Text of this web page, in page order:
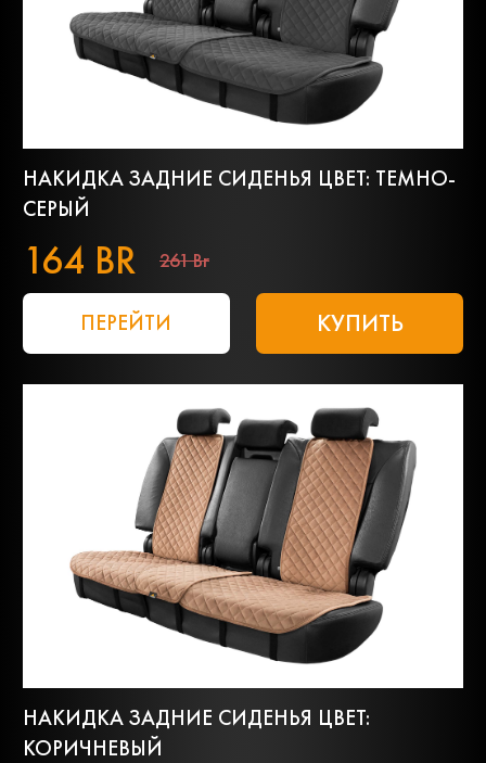
НАКИДКА ЗАДНИЕ СИДЕНЬЯ ЦВЕТ: ТЕМНО-
СЕРЫЙ
164 BR 261 Br
ПЕРЕЙТИ КУПИТЬ
НАКИДКА ЗАДНИЕ СИДЕНЬЯ ЦВЕТ:
КОРИЧНЕВЫЙ